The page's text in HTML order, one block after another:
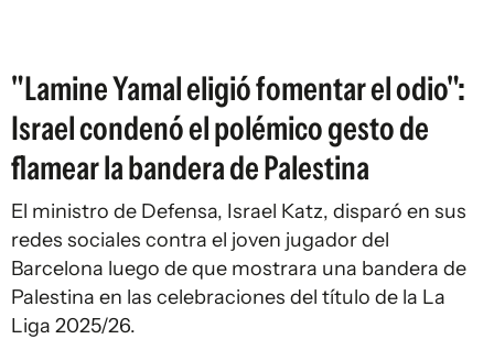
"Lamine Yamal eligió fomentar el odio":
Israel condenó el polémico gesto de
flamear la bandera de Palestina
El ministro de Defensa, Israel Katz, disparó en sus
redes sociales contra el joven jugador del
Barcelona luego de que mostrara una bandera de
Palestina en las celebraciones del título de la La
Liga 2025/26.